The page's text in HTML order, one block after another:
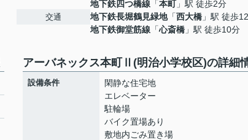
交通
地下鉄四つ橋線 「本町」駅 徒歩2分
地下鉄長堀鶴見緑地「西大橋 」駅 徒歩
地下鉄御堂筋線 「心斎橋 」駅 徒歩10分
アーバネックス本町Ⅱ(明治小学校区)の詳細
設備条件
閑静な住宅地
エレベーター
駐輪場
バイク置場あり
敷地内ごみ置き場